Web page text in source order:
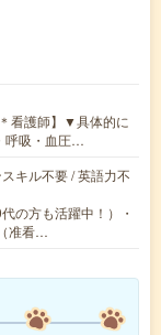
看護師】▼具体的に
呼吸・血圧…
キル不要 / 英語力不
の方も活躍中！）・
准看…